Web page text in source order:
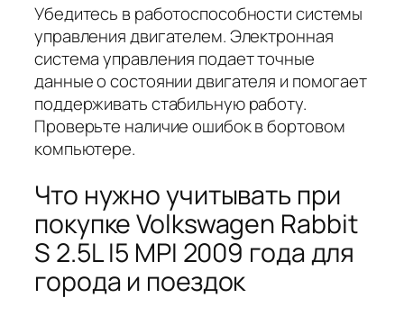
Убедитесь в работоспособности системы
управления двигателем. Электронная
система управления подает точные
данные о состоянии двигателя и помогает
поддерживать стабильную работу.
Проверьте наличие ошибок в бортовом
компьютере.
Что нужно учитывать при
покупке Volkswagen Rabbit
S 2.5L I5 MPI 2009 года для
города и поездок